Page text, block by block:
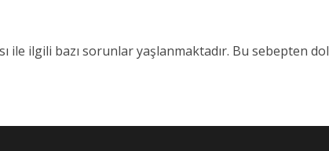
ile ilgili bazı sorunlar yaşlanmaktadır. Bu sebepten